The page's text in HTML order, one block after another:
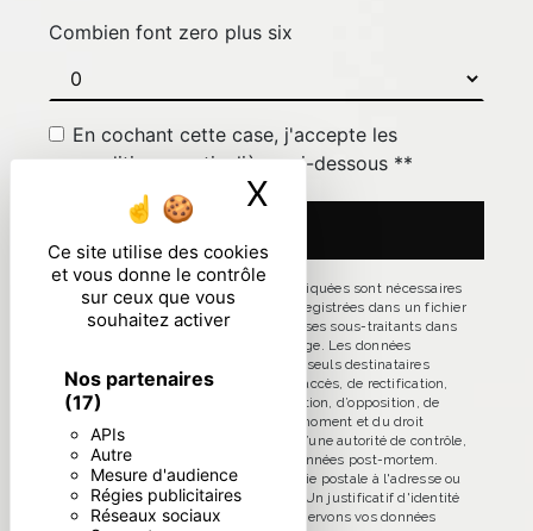
Ce site utilise des cookies
et vous donne le contrôle
sur ceux que vous
souhaitez activer
Nos partenaires
(17)
APIs
Autre
Mesure d'audience
Régies publicitaires
Réseaux sociaux
X Masquer le
Combien font zero plus six
En cochant cette case, j'accepte les
conditions particulières ci-dessous **
** Les données personnelles communiquées sont nécessaires
aux fins de vous contacter et sont enregistrées dans un fichier
informatisé. Elles sont destinées à et ses sous-traitants dans
le seul but de répondre à votre message. Les données
collectées seront communiquées aux seuls destinataires
suivants: . Vous disposez de droits d’accès, de rectification,
d’effacement, de portabilité, de limitation, d’opposition, de
retrait de votre consentement à tout moment et du droit
d’introduire une réclamation auprès d’une autorité de contrôle,
ainsi que d’organiser le sort de vos données post-mortem.
Vous pouvez exercer ces droits par voie postale à l'adresse ou
par courrier électronique à l'adresse . Un justificatif d'identité
pourra vous être demandé. Nous conservons vos données